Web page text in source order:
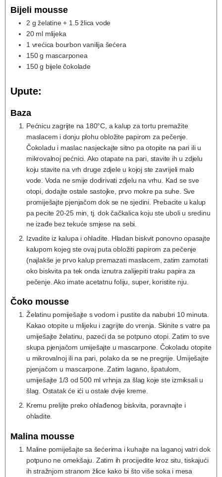
Bijeli mousse
2 g želatine + 1.5 žlica vode
20 ml mlijeka
1 vrećica bourbon vanilija šećera
150 g mascarponea
150 g bijele čokolade
Upute:
Baza
Pećnicu zagrijte na 180°C, a kalup za tortu premažite
maslacem i donju plohu obložite papirom za pečenje.
Čokoladu i maslac nasjeckajte sitno pa otopite na pari ili u
mikrovalnoj pećnici. Ako otapate na pari, stavite ih u zdjelu
koju stavite na vrh druge zdjele u kojoj ste zavrijeli malo
vode. Voda ne smije dodirivati zdjelu na vrhu. Kad se sve
otopi, dodajte ostale sastojke, prvo mokre pa suhe. Sve
promiješajte pjenjačom dok se ne sjedini. Prebacite u kalup
pa pecite 20-25 min, tj. dok čačkalica koju ste uboli u sredinu
ne izađe bez tekuće smjese na sebi.
Izvadite iz kalupa i ohladite. Hladan biskvit ponovno opasajte
kalupom kojeg ste ovaj puta obložiti papirom za pečenje
(najlakše je prvo kalup premazati maslacem, zatim zamotati
oko biskvita pa tek onda iznutra zalijepiti traku papira za
pečenje. Ako imate acetatnu foliju, super, koristite nju.
Čoko mousse
Želatinu pomiješajte s vodom i pustite da nabubri 10 minuta.
Kakao otopite u mlijeku i zagrijte do vrenja. Skinite s vatre pa
umiješajte želatinu, pazeći da se potpuno otopi. Zatim to sve
skupa pjenjačom umiješajte u mascarpone. Čokoladu otopite
u mikrovalnoj ili na pari, polako da se ne pregrije. Umiješajte
pjenjačom u mascarpone. Zatim lagano, špatulom,
umiješajte 1/3 od 500 ml vrhnja za šlag koje ste izmiksali u
šlag. Ostatak će ići u ostale dvije kreme.
Kremu prelijte preko ohlađenog biskvita, poravnajte i
ohladite.
Malina mousse
Maline pomiješajte sa šećerima i kuhajte na laganoj vatri dok
potpuno ne omekšaju. Zatim ih procijedite kroz situ, tiskajući
ih stražnjom stranom žlice kako bi što više soka i mesa